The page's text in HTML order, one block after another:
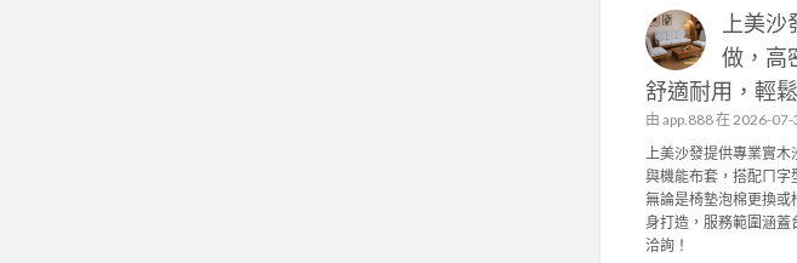
上美
做，高
舒適耐用，輕
由 app.888在 2026-07-
上美沙發提供專業實
與機能布套，搭配ㄇ字
無論是椅墊泡棉更換或
身打造，服務範圍涵蓋
洽詢！